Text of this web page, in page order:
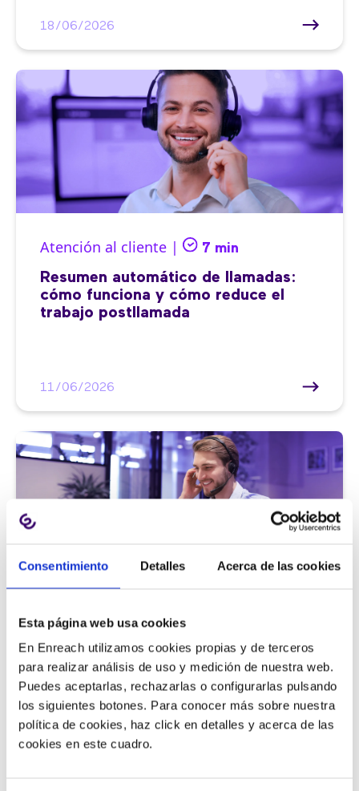
Consentimiento Detalles Acerca de las cookies
Esta página web usa cookies
En Enreach utilizamos cookies propias y de terceros
para realizar análisis de uso y medición de nuestra web.
Puedes aceptarlas, rechazarlas o configurarlas pulsando
los siguientes botones. Para conocer más sobre nuestra
política de cookies, haz click en detalles y acerca de las
cookies en este cuadro.
18/06/2026
Atención al cliente | 7 min
Resumen automático de llamadas:
cómo funciona y cómo reduce el
trabajo postllamada
11/06/2026
9 métricas de call center para medir
la satisfacción del cliente
11/06/2026